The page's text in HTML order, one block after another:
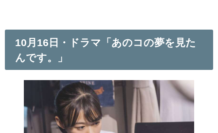
10月16日・ドラマ「あのコの夢を見た
んです。」